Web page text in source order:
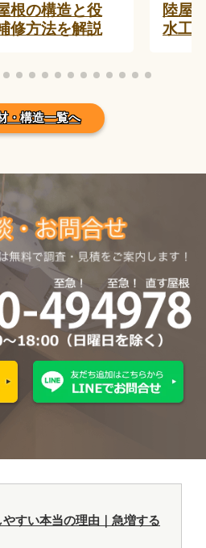
根の構造と役
修方法を解説
陸屋
水工
・構造一覧へ
すい本当の理由｜急増する